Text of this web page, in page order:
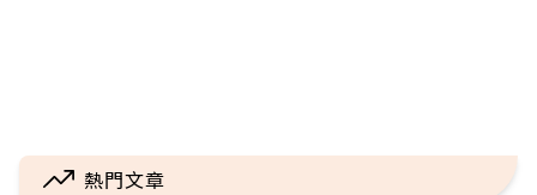
熱門文章